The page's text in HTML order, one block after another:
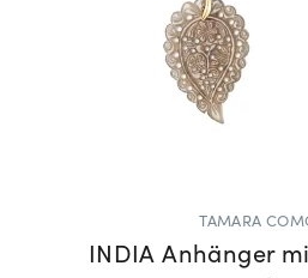
TAMARA
INDIA Anhänger